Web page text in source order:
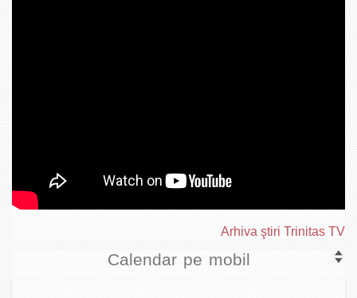
Arhiva ştiri Trinitas TV
Calendar pe mobil